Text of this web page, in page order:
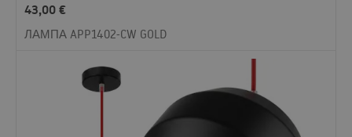
43,00€
ЛАМПА APP1402-CW GOLD